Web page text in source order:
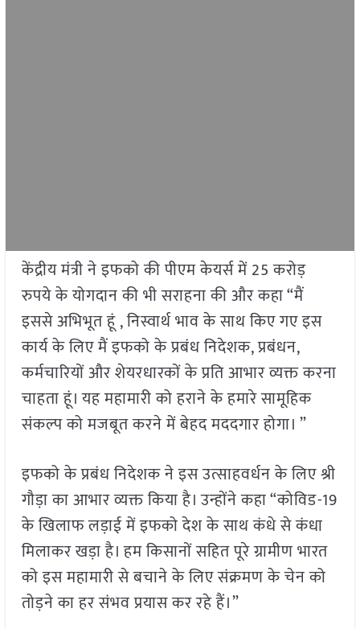
केंद्रीय मंत्री ने इफको की पीएम केयर्स में 25 करोड़
रुपये के योगदान की भी सराहना की और कहा “मैं
इससे अभिभूत हूं , निस्वार्थ भाव के साथ किए गए इस
कार्य के लिए मैं इफको के प्रबंध निदेशक, प्रबंधन,
कर्मचारियों और शेयरधारकों के प्रति आभार व्यक्त करना
चाहता हूं। यह महामारी को हराने के हमारे सामूहिक
संकल्प को मजबूत करने में बेहद मददगार होगा। ”
इफको के प्रबंध निदेशक ने इस उत्साहवर्धन के लिए श्री
गौड़ा का आभार व्यक्त किया है। उन्होंने कहा “कोविड-19
के खिलाफ लड़ाई में इफको देश के साथ कंधे से कंधा
मिलाकर खड़ा है। हम किसानों सहित पूरे ग्रामीण भारत
को इस महामारी से बचाने के लिए संक्रमण के चेन को
तोड़ने का हर संभव प्रयास कर रहे हैं।”